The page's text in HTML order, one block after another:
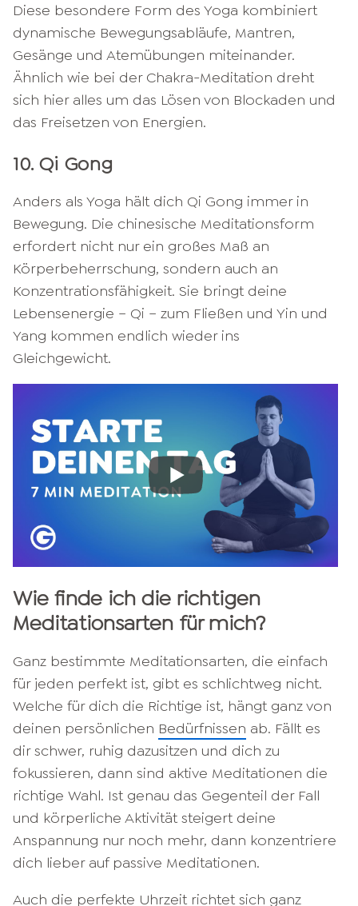
Diese besondere Form des Yoga kombiniert
dynamische Bewegungsabläufe, Mantren,
Gesänge und Atemübungen miteinander.
Ähnlich wie bei der Chakra-Meditation dreht
sich hier alles um das Lösen von Blockaden und
das Freisetzen von Energien.
10. Qi Gong
Anders als Yoga hält dich Qi Gong immer in
Bewegung. Die chinesische Meditationsform
erfordert nicht nur ein großes Maß an
Körperbeherrschung, sondern auch an
Konzentrationsfähigkeit. Sie bringt deine
Lebensenergie – Qi – zum Fließen und Yin und
Yang kommen endlich wieder ins
Gleichgewicht.
Wie finde ich die richtigen
Meditationsarten für mich?
Ganz bestimmte Meditationsarten, die einfach
für jeden perfekt ist, gibt es schlichtweg nicht.
Welche für dich die Richtige ist, hängt ganz von
deinen persönlichen Bedürfnissen ab. Fällt es
dir schwer, ruhig dazusitzen und dich zu
fokussieren, dann sind aktive Meditationen die
richtige Wahl. Ist genau das Gegenteil der Fall
und körperliche Aktivität steigert deine
Anspannung nur noch mehr, dann konzentriere
dich lieber auf passive Meditationen.
Auch die perfekte Uhrzeit richtet sich ganz